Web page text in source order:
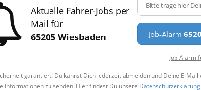
Aktuelle Fahrer-Jobs per
Mail für
65205 Wiesbaden
Job-Alarm
Job-Alarm
garantiert! Du kannst Dich jederzeit abmelden und Deine E-
Informationen zu senden. Hier findest Du unsere Datenschutzerklärung.